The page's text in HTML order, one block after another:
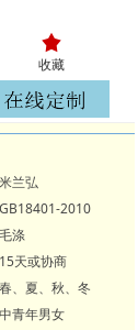
끄
收藏
兰弘
2010
涤
天或协商
、夏、秋、冬
青年男女